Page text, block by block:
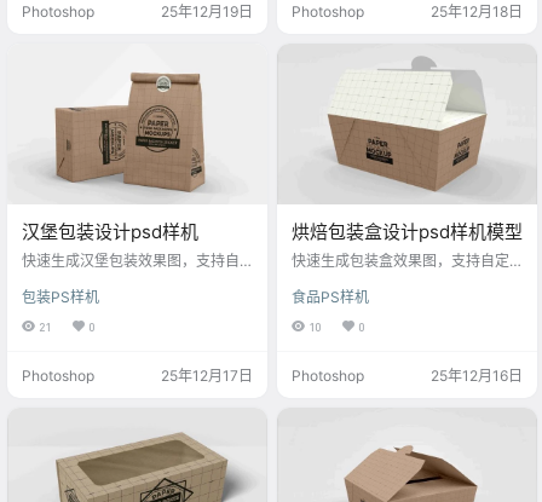
Photoshop 25年12月19日 Photoshop 25年12月18日
汉堡包装设计psd样机
快速生成汉堡包装效果图，支持自
宣传与营销设计。
包装PS样机
21 0
Photoshop 25年12月17日
烘焙包装盒设计psd样机模型
快速生成包装盒效果图，支持自定
等设计。
食品PS样机
10 0
Photoshop 25年12月16日